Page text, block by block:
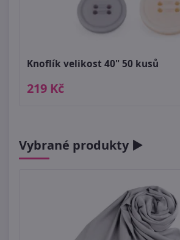
Knoflík velikost 40" 50 kusů
219 Kč
Vybrané produkty ►